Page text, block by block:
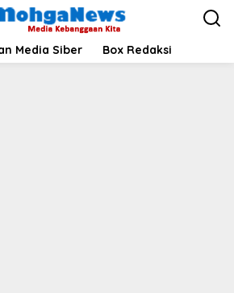
Media Siber Box Redaksi